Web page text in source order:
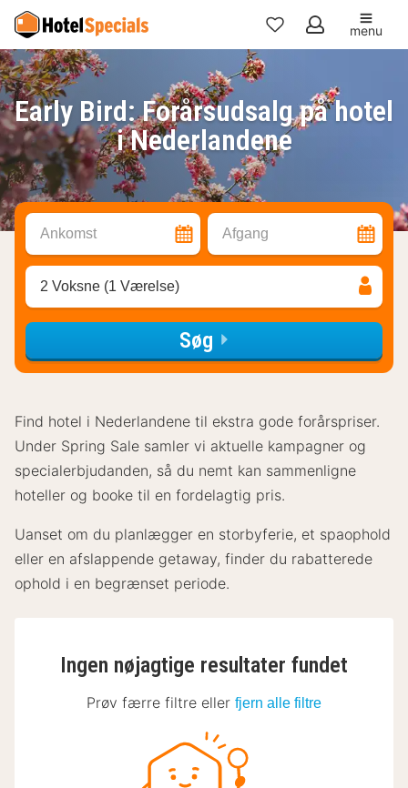
Mine
favoritter
menu
Early Bird: Forårsudsalg på hotel
i Nederlandene
Ankomst Afgang
2 Voksne (1 Værelse)
Søg
Find hotel i Nederlandene til ekstra gode forårspriser.
Under Spring Sale samler vi aktuelle kampagner og
specialerbjudanden, så du nemt kan sammenligne
hoteller og booke til en fordelagtig pris.
Uanset om du planlægger en storbyferie, et spaophold
eller en afslappende getaway, finder du rabatterede
ophold i en begrænset periode.
Ingen nøjagtige resultater fundet
Prøv færre filtre eller fjern alle filtre